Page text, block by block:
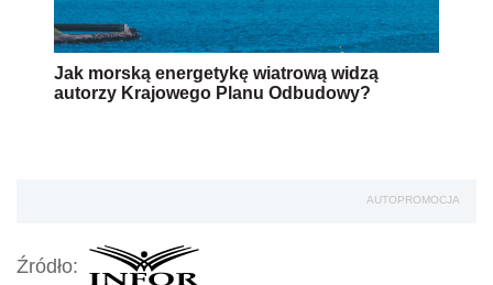
Jak morską energetykę wiatrową widzą
autorzy Krajowego Planu Odbudowy?
AUTOPROMOCJA
Źródło: